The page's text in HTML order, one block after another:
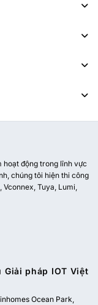
hoạt động trong lĩnh vực
chúng tôi hiện thi công
Vconnex, Tuya, Lumi,
Giải pháp IOT Việt
Ocean Park,